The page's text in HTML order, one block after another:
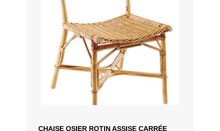
CHAISE OSIER ROTIN ASSISE CARRÉE